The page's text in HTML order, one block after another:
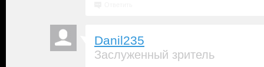
Danil235
Заслуженный зритель